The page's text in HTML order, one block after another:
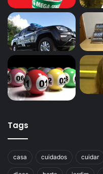
Tags
casa cuidados cuidar